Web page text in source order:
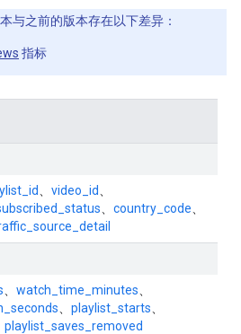
与之前的版本存在以下差异：
指标
video_id
country_code
watch_time_minutes
playlist_starts
playlist_saves_removed